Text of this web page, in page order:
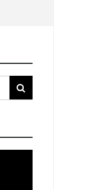
Search
vidéo